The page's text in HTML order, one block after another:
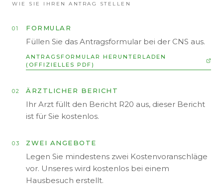
WIE SIE IHREN ANTRAG STELLEN
01 FORMULAR
Füllen Sie das Antragsformular bei der CNS aus.
ANTRAGSFORMULAR HERUNTERLADEN
(OFFIZIELLES PDF)
02 ÄRZTLICHER BERICHT
Ihr Arzt füllt den Bericht R20 aus, dieser Bericht
ist für Sie kostenlos.
03 ZWEI ANGEBOTE
Legen Sie mindestens zwei Kostenvoranschläge
vor. Unseres wird kostenlos bei einem
Hausbesuch erstellt.